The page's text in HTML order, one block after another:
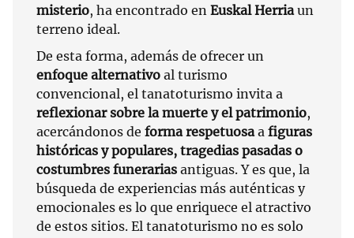
misterio, ha encontrado en Euskal Herriaun
terreno ideal.
De esta forma, además de ofrecer un
enfoque alternativo al turismo
convencional, el tanatoturismo invita a
reflexionar sobre la muerte y el patrimonio,
acercándonos de forma respetuosaa figuras
históricas y populares, tragedias pasadas o
costumbres funerarias antiguas. Y es que, la
búsqueda de experiencias más auténticas y
emocionales es lo que enriquece el atractivo
de estos sitios. El tanatoturismo no es solo